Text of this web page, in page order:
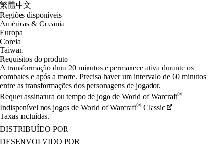
繁體中文
Regiões disponíveis
Américas & Oceania
Europa
Coreia
Taiwan
Requisitos do produto
A transformação dura 20 minutos e permanece ativa durante os
combates e após a morte. Precisa haver um intervalo de 60 minutos
entre as transformações dos personagens de jogador.
Requer assinatura ou tempo de jogo de World of Warcraft®
Indisponível nos jogos de World of Warcraft® Classic
Taxas incluídas.
DISTRIBUÍDO POR
DESENVOLVIDO POR